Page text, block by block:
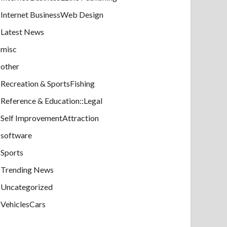
Internet BusinessWeb Design
Latest News
misc
other
Recreation & SportsFishing
Reference & Education::Legal
Self ImprovementAttraction
software
Sports
Trending News
Uncategorized
VehiclesCars